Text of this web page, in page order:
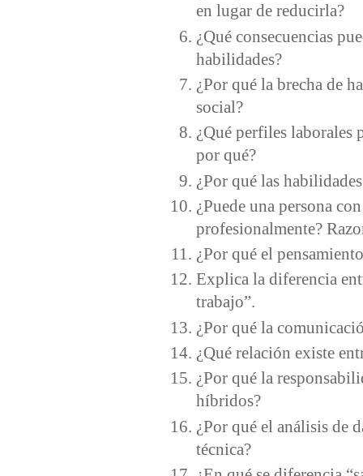
en lugar de reducirla?
¿Qué consecuencias
habilidades?
¿Por qué la brecha de
social?
¿Qué perfiles laborales
por qué?
¿Por qué las
¿Puede una persona
profesionalmente?
¿Por qué el
Explica la diferencia
trabajo”.
¿Por qué la
¿Qué relación existe
¿Por qué la
híbridos?
¿Por qué el análisis de
técnica?